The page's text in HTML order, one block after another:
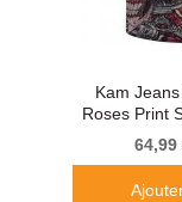
Kam
Roses Print
64,99